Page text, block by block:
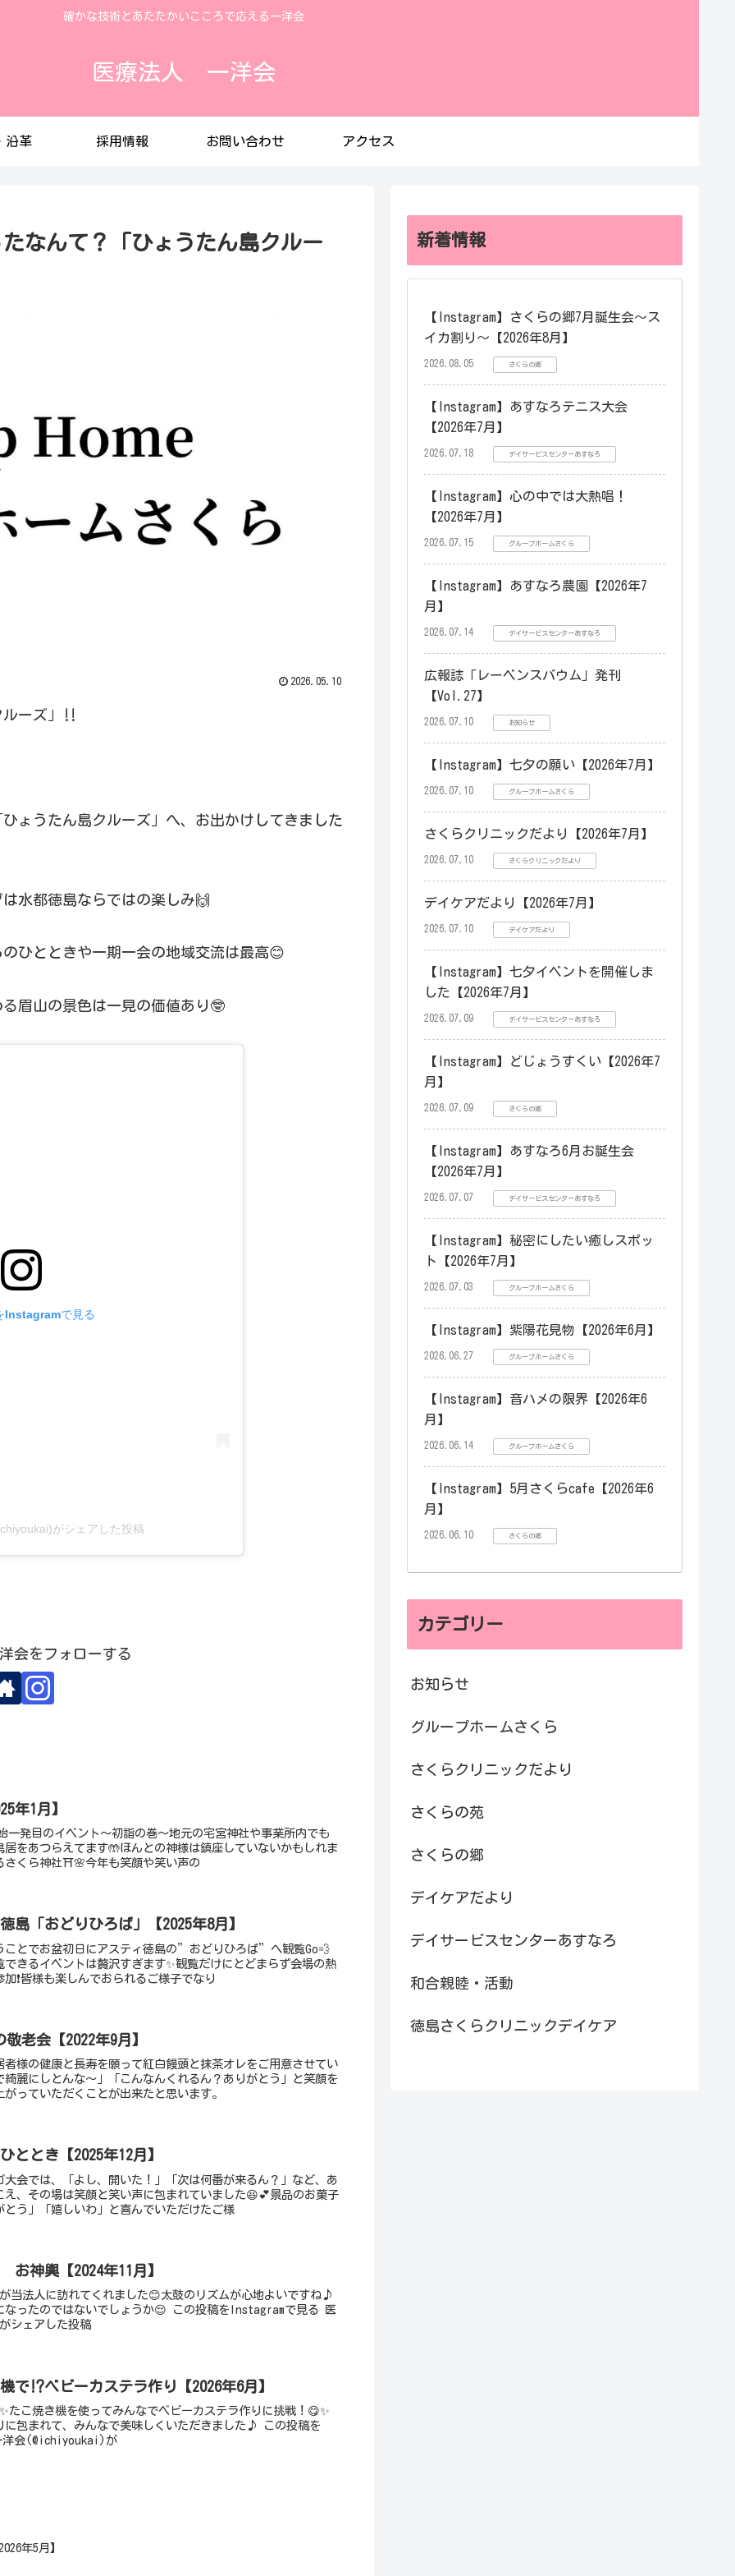
確かな技術とあたたかいこころで応える一洋会
医療法人 一洋会
沿革 採用情報 お問い合わせ アクセス
なんて？「ひょうたん島クルー
2026.05.10
ルーズ」‼️
ょうたん島クルーズ」へ、お出かけしてきました
水都徳島ならではの楽しみ🙌
ひとときや一期一会の地域交流は最高😊
眉山の景色は一見の価値あり🤓
Instagramで見る
がシェアした投稿
会をフォローする
年1月】
一発目のイベント〜初詣の巻〜地元の宅宮神社や事業所内でも
をあつらえてます🤲ほんとの神様は鎮座していないかもしれま
さくら神社⛩️🌸今年も笑顔や笑い声の
島「おどりひろば」【2025年8月】
ことでお盆初日にアスティ徳島の”おどりひろば”へ観覧Go💨
きるイベントは贅沢すぎます✨観覧だけにとどまらず会場の熱
❗️皆様も楽しんでおられるご様子でなり
老会【2022年9月】
様の健康と長寿を願って紅白饅頭と抹茶オレをご用意させてい
麗にしとんな～」「こんなんくれるん？ありがとう」と笑顔を
っていただくことが出来たと思います。
ととき【2025年12月】
大会では、「よし、開いた！」「次は何番が来るん？」など、あ
え、その場は笑顔と笑い声に包まれていました😆💕景品のお菓子
う」「嬉しいわ」と喜んでいただけたご様
お神輿【2024年11月】
当法人に訪れてくれました😊太鼓のリズムが心地よいですね♪
なったのではないでしょうか😌 この投稿をInstagramで見る 医
シェアした投稿
で⁉ベビーカステラ作り【2026年6月】
たこ焼き機を使ってみんなでベビーカステラ作りに挑戦！😋✨
に包まれて、みんなで美味しくいただきました♪ この投稿を
洋会(@ichiyoukai)が
年5月】
新着情報
【Instagram】さくらの郷7月誕生会～ス
イカ割り～【2026年8月】
2026.08.05 さくらの郷
【Instagram】あすなろテニス大会
【2026年7月】
2026.07.18 デイサービスセンターあすなろ
【Instagram】心の中では大熱唱！
【2026年7月】
2026.07.15 グループホームさくら
【Instagram】あすなろ農園【2026年7
月】
2026.07.14 デイサービスセンターあすなろ
広報誌「レーベンスバウム」発刊
【Vol.27】
2026.07.10 お知らせ
【Instagram】七夕の願い【2026年7月】
2026.07.10 グループホームさくら
さくらクリニックだより【2026年7月】
2026.07.10 さくらクリニックだより
デイケアだより【2026年7月】
2026.07.10 デイケアだより
【Instagram】七夕イベントを開催しま
した【2026年7月】
2026.07.09 デイサービスセンターあすなろ
【Instagram】どじょうすくい【2026年7
月】
2026.07.09 さくらの郷
【Instagram】あすなろ6月お誕生会
【2026年7月】
2026.07.07 デイサービスセンターあすなろ
【Instagram】秘密にしたい癒しスポッ
ト【2026年7月】
2026.07.03 グループホームさくら
【Instagram】紫陽花見物【2026年6月】
2026.06.27 グループホームさくら
【Instagram】音ハメの限界【2026年6
月】
2026.06.14 グループホームさくら
【Instagram】5月さくらcafe【2026年6
月】
2026.06.10 さくらの郷
カテゴリー
お知らせ
グループホームさくら
さくらクリニックだより
さくらの苑
さくらの郷
デイケアだより
デイサービスセンターあすなろ
和合親睦・活動
徳島さくらクリニックデイケア